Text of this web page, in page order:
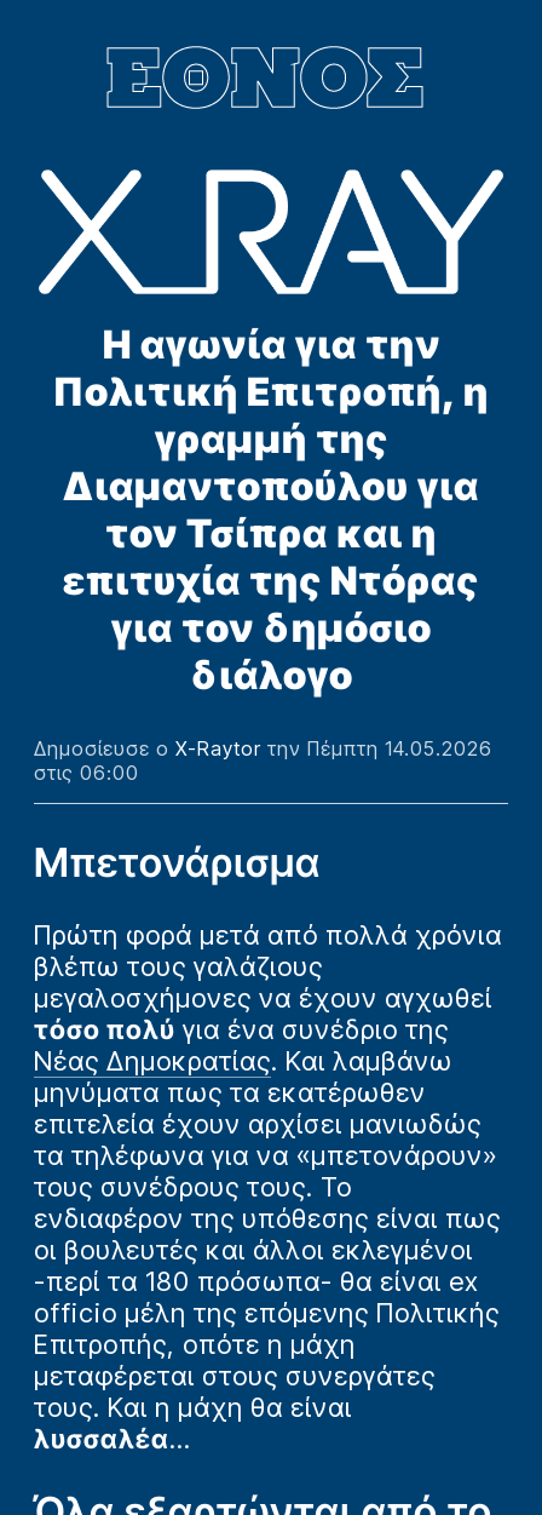
Η αγωνία για την
Πολιτική Επιτροπή, η
γραμμή της
Διαμαντοπούλου για
τον Τσίπρα και η
επιτυχία της Ντόρας
για τον δημόσιο
διάλογο
Δημοσίευσε ο X-Raytor την Πέμπτη 14.05.2026
στις 06:00
Μπετονάρισμα
Πρώτη φορά μετά από πολλά χρόνια
βλέπω τους γαλάζιους
μεγαλοσχήμονες να έχουν αγχωθεί
τόσο πολύ για ένα συνέδριο της
Νέας Δημοκρατίας. Και λαμβάνω
μηνύματα πως τα εκατέρωθεν
επιτελεία έχουν αρχίσει μανιωδώς
τα τηλέφωνα για να «μπετονάρουν»
τους συνέδρους τους. Το
ενδιαφέρον της υπόθεσης είναι πως
οι βουλευτές και άλλοι εκλεγμένοι
-περί τα 180 πρόσωπα- θα είναι ex
officio μέλη της επόμενης Πολιτικής
Επιτροπής, οπότε η μάχη
μεταφέρεται στους συνεργάτες
τους. Και η μάχη θα είναι
λυσσαλέα…